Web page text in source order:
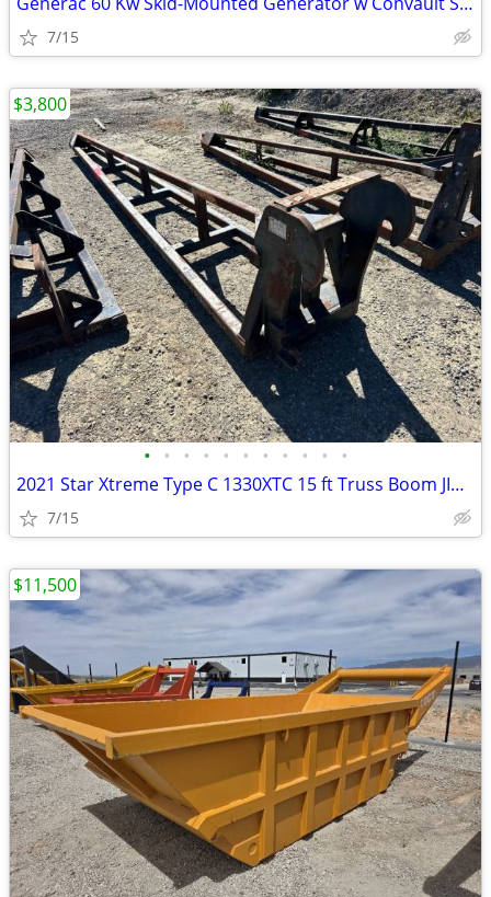
7/15
• • • • • • • • • • •
2021 Star Xtreme Type C 1330XTC 15 ft Truss Boom JIB # 4772
7/15
$3,800
$11,500